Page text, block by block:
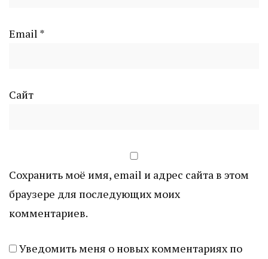
Email *
Сайт
Сохранить моё имя, email и адрес сайта в этом
браузере для последующих моих
комментариев.
Уведомить меня о новых комментариях по